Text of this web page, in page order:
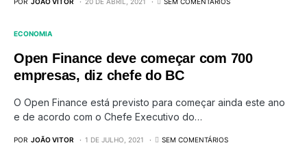
ECONOMIA
Open Finance deve começar com 700
empresas, diz chefe do BC
O Open Finance está previsto para começar ainda este ano
e de acordo com o Chefe Executivo do…
POR JOÃO VITOR 1 DE JULHO, 2021 SEM COMENTÁRIOS